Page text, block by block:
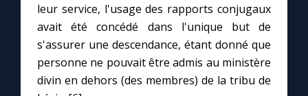
leur service, l'usage des rapports conjugaux
avait été concédé dans l'unique but de
s'assurer une descendance, étant donné que
personne ne pouvait être admis au ministère
divin en dehors (des membres) de la tribu de